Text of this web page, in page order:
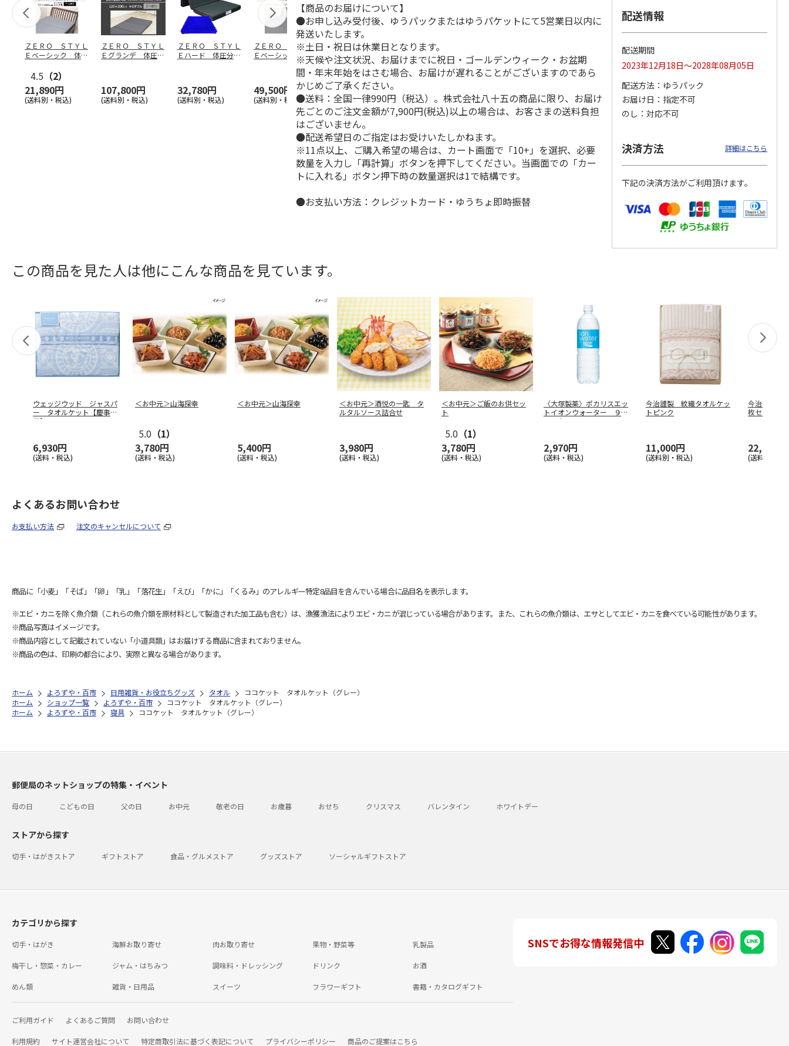
ＺＥＲＯ ＳＴＹＬ
Ｅベーシック 体圧
ング …
4.5 （2）
21,890円
(送料別・税込)
ＺＥＲＯ ＳＴＹＬ
Ｅグランデ 体圧分
107,800円
(送料別・税込)
ＺＥＲＯ ＳＴＹＬ
Ｅハード 体圧分散
32,780円
(送料別・税込)
ＺＥＲＯ ＳＴＹＬ
Ｅベーシック 体圧
分散マットレス（ダ
49,500円
(送料別・税込)
ＺＥＲＯ ＳＴＹＬ
Ｅグランデ 体圧分
散マットレス（セミ
ダブ…
107,800円
(送料別・税込)
ＺＥＲＯ ＳＴＹＬ
Ｅグランデ 体圧分
散マットレス（シン
グル…
(送料別・税込)
Ｅグランデ 体圧分
散マットレス（シン
グル…
5.0（1）
(送料別・税込)
ＺＥＲＯ ＳＴＹＬ
Ｅプレミアム 体圧
分散マットレス（シ
ング…
(送料別・税込)
ＺＥＲＯ ＳＴＹＬ
Ｅベーシック 体圧
分散マットレス（セ
43,780円
(送料別・税込)
分散マットレス（セ
【商品のお届けについて】
●お申し込み受付後、ゆうパックまたはゆうパケットにて5営業日以内に
発送いたします。
※土日・祝日は休業日となります。
※天候や注文状況、お届けまでに祝日・ゴールデンウィーク・お盆期
間・年末年始をはさむ場合、お届けが遅れることがございますのであら
かじめご了承ください。
●送料：全国一律990円（税込）。株式会社八十五の商品に限り、お届け
先ごとのご注文金額が7,900円(税込)以上の場合は、お客さまの送料負担
はございません。
●配送希望日のご指定はお受けいたしかねます。
※11点以上、ご購入希望の場合は、カート画面で「10+」を選択、必要
数量を入力し「再計算」ボタンを押下してください。当画面での「カー
トに入れる」ボタン押下時の数量選択は1で結構です。
●お支払い方法：クレジットカード・ゆうちょ即時振替
配送情報
配送期間
2023年12月18日～2028年08月05日
配送方法
ゆうパック
お届け日
指定不可
のし
対応不可
決済方法 詳細はこちら
下記の決済方法がご利用頂けます。
この商品を見た人は他にこんな商品を見ています。
ウェッジウッド ジャスパ
ー タオルケット【慶事
用】
6,930円
(送料・税込)
＜お中元＞山海探幸
5.0 （1）
3,780円
(送料・税込)
＜お中元＞山海探幸
5,400円
(送料・税込)
＜お中元＞酒悦の一匙 タ
ルタルソース詰合せ
3,980円
(送料・税込)
＜お中元＞ご飯のお供セッ
ト
5.0 （1）
3,780円
(送料・税込)
〈大塚製薬〉ポカリスエッ
トイオンウォーター ９０
０ｍｌ
2,970円
(送料・税込)
今治謹製 紋織タオルケッ
トピンク
11,000円
(送料別・税込)
今治謹製
枚セット
22,000円
(送料別・税
よくあるお問い合わせ
お支払い方法 注文のキャンセルについて
商品に「小麦」「そば」「卵」「乳」「落花生」「えび」「かに」「くるみ」のアレルギー特定8品目を含んでいる場合に品目名を表示します。
※エビ・カニを除く魚介類（これらの魚介類を原材料として製造された加工品も含む）は、漁獲漁法によりエビ・カニが混じっている場合があります。また、これらの魚介類は、エサとしてエビ・カニを食べている可能性があります。
※商品写真はイメージです。
※商品内容として記載されていない「小道具類」はお届けする商品に含まれておりません。
※商品の色は、印刷の都合により、実際と異なる場合があります。
ホーム よろずや・百市 日用雑貨・お役立ちグッズ タオル
ココケット タオルケット（グレー）
ホーム
ショップ一覧 よろずや・百市
ココケット タオルケット（グレー）
ホーム
よろずや・百市 寝具 ココケット タオルケット（グレー）
郵便局のネットショップの特集・イベント
母の日 こどもの日 父の日 お中元 敬老の日 お歳暮 おせち クリスマス バレンタイン ホワイトデー
ストアから探す
切手・はがきストア ギフトストア 食品・グルメストア グッズストア ソーシャルギフトストア
カテゴリから探す
切手・はがき 海鮮お取り寄せ 肉お取り寄せ 果物・野菜等 乳製品
梅干し・惣菜・カレー ジャム・はちみつ 調味料・ドレッシング ドリンク お酒
めん類 雑貨・日用品 スイーツ フラワーギフト 書籍・カタログギフト
ご利用ガイド よくあるご質問 お問い合わせ
利用規約 サイト運営会社について 特定商取引法に基づく表記について プライバシーポリシー 商品のご提案はこちら
SNSでお得な情報発信中